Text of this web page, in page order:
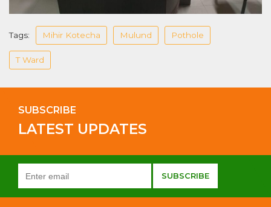
Tags: Mihir Kotecha Mulund Pothole
T Ward
SUBSCRIBE
LATEST UPDATES